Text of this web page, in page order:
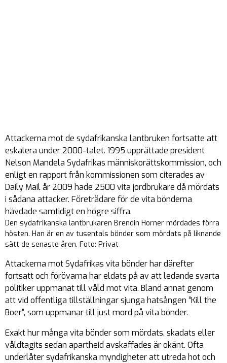
Attackerna mot de sydafrikanska lantbruken fortsatte att
eskalera under 2000-talet. 1995 upprättade president
Nelson Mandela Sydafrikas människorättskommission, och
enligt en rapport från kommissionen som citerades av
Daily Mail år 2009 hade 2500 vita jordbrukare då mördats
i sådana attacker. Företrädare för de vita bönderna
hävdade samtidigt en högre siffra.
Den sydafrikanska lantbrukaren Brendin Horner mördades förra
hösten. Han är en av tusentals bönder som mördats på liknande
sätt de senaste åren. Foto: Privat
Attackerna mot Sydafrikas vita bönder har därefter
fortsatt och förövarna har eldats på av att ledande svarta
politiker uppmanat till våld mot vita. Bland annat genom
att vid offentliga tillställningar sjunga hatsången ”Kill the
Boer”, som uppmanar till just mord på vita bönder.
Exakt hur många vita bönder som mördats, skadats eller
våldtagits sedan apartheid avskaffades är okänt. Ofta
underlåter sydafrikanska myndigheter att utreda hot och